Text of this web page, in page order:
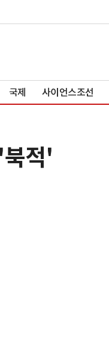
국제 사이언스조선
적'